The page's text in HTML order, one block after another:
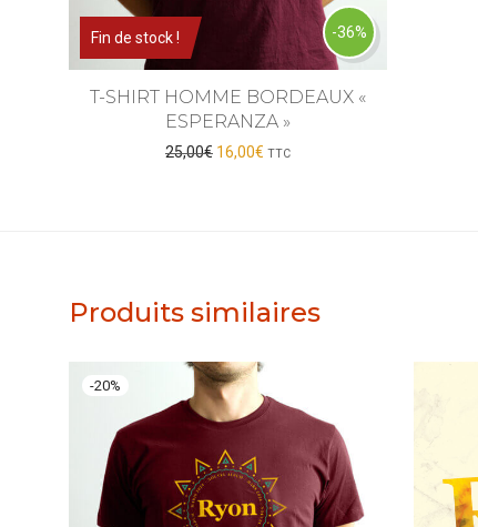
Fin de stock ! -36%
T-SHIRT HOMME BORDEAUX «
ESPERANZA »
25,00€ Le prix initial était : 25,00€.
16,00€ Le prix actuel est : 16,00€.
TTC
Produits similaires
-20%